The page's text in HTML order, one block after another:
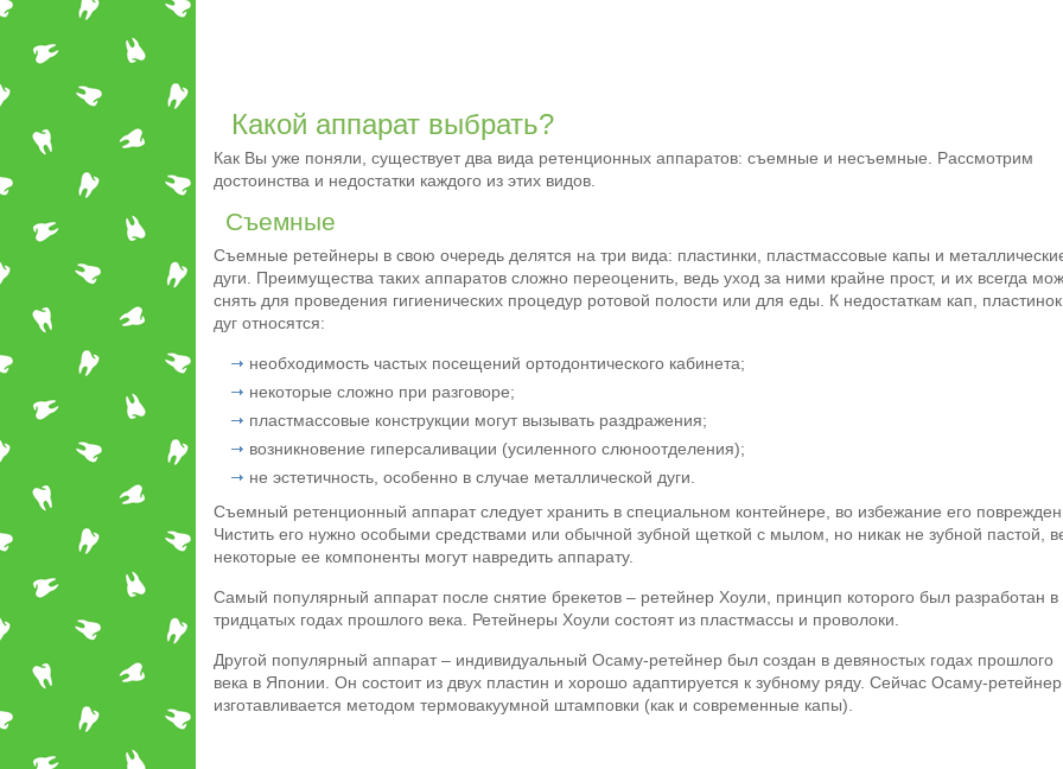
Какой аппарат выбрать?
Как Вы уже поняли, существует два вида ретенционных аппаратов: съемные и несъемные. Рассмотрим
достоинства и недостатки каждого из этих видов.
Съемные
Съемные ретейнеры в свою очередь делятся на три вида: пластинки, пластмассовые капы и
дуги. Преимущества таких аппаратов сложно переоценить, ведь уход за ними крайне прост, и их всегда
снять для проведения гигиенических процедур ротовой полости или для еды. К недостаткам кап,
дуг относятся:
необходимость частых посещений ортодонтического кабинета;
некоторые сложно при разговоре;
пластмассовые конструкции могут вызывать раздражения;
возникновение гиперсаливации (усиленного слюноотделения);
не эстетичность, особенно в случае металлической дуги.
Съемный ретенционный аппарат следует хранить в специальном контейнере, во избежание его
Чистить его нужно особыми средствами или обычной зубной щеткой с мылом, но никак не зубной пастой,
некоторые ее компоненты могут навредить аппарату.
Самый популярный аппарат после снятие брекетов – ретейнер Хоули, принцип которого был разработан в
тридцатых годах прошлого века. Ретейнеры Хоули состоят из пластмассы и проволоки.
Другой популярный аппарат – индивидуальный Осаму-ретейнер был создан в девяностых годах прошлого
века в Японии. Он состоит из двух пластин и хорошо адаптируется к зубному ряду. Сейчас Осаму-ретейнер
изготавливается методом термовакуумной штамповки (как и современные капы).